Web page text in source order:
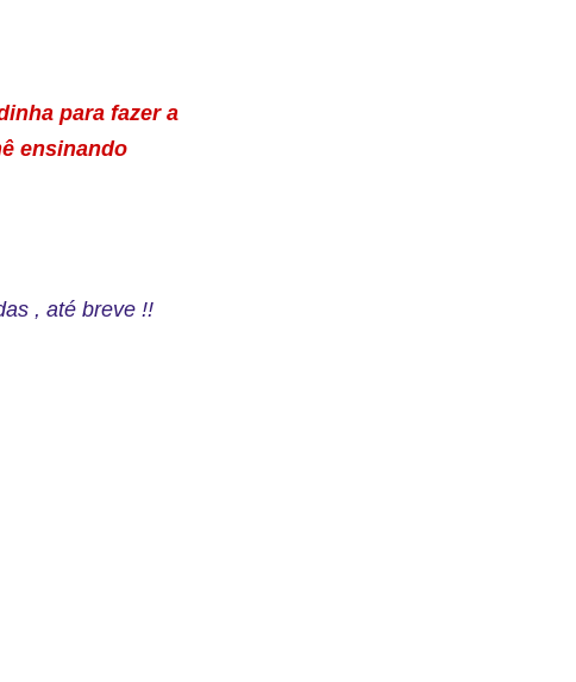
para fazer a
ensinando
, até breve !!